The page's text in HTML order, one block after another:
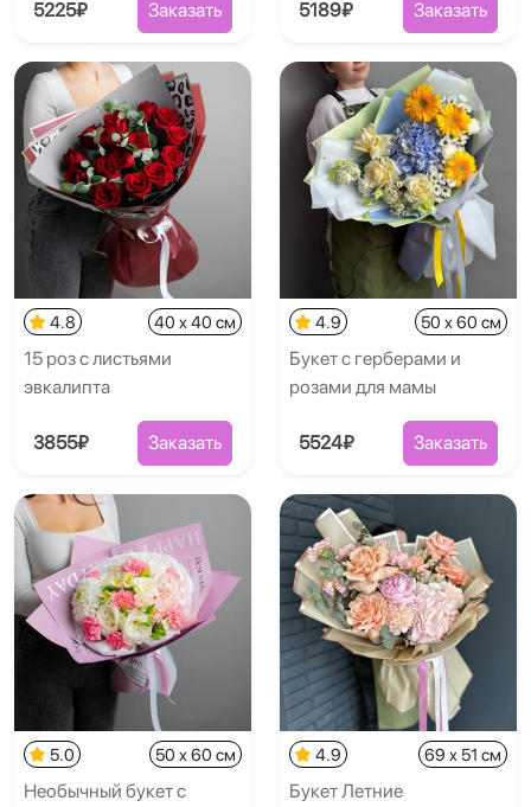
5225₽ Заказать 5189₽ Заказать
4.8 40 x 40 см
15 роз с листьями
эвкалипта
3855₽ Заказать
4.9 50 x 60 см
Букет с герберами и
розами для мамы
5524₽ Заказать
5.0 50 x 60 см
Необычный букет с
4.9 69 x 51 см
Букет Летние